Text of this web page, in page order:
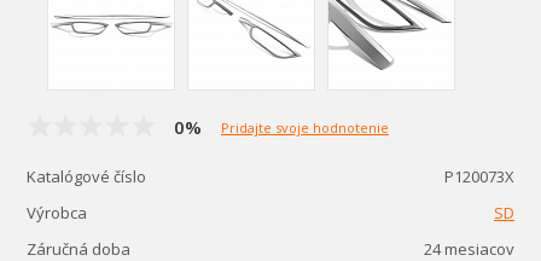
0% Pridajte svoje hodnotenie
Katalógové číslo
P120073X
Výrobca
SD
Záručná doba
24 mesiacov